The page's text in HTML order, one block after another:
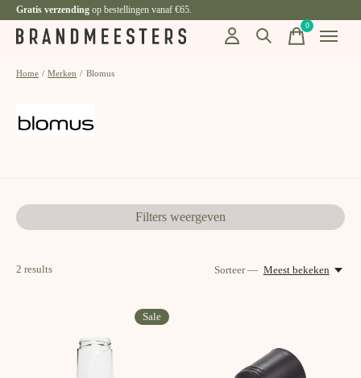
Gratis verzending op bestellingen vanaf €65.
0items
Home / Merken / Blomus
Blomus
Filters weergeven
2 results Sorteer — Meest bekeken
Sale